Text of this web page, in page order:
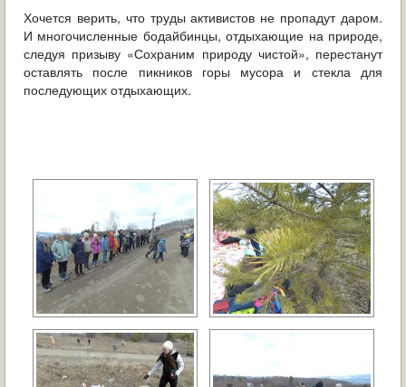
Хочется верить, что труды активистов не пропадут даром.
И многочисленные бодайбинцы, отдыхающие на природе,
следуя призыву «Сохраним природу чистой», перестанут
оставлять после пикников горы мусора и стекла для
последующих отдыхающих.